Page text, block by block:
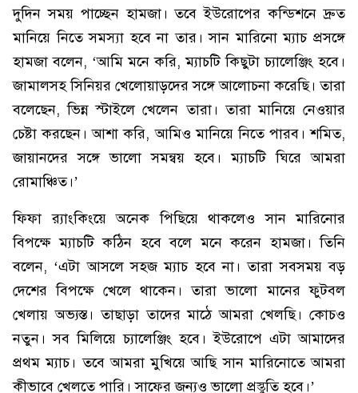
দুদিন সময় পাচ্ছেন হামজা। তবে ইউরোপের কন্ডিশনে দ্রুত
মানিয়ে নিতে সমস্যা হবে না তার। সান মারিনো ম্যাচ প্রসঙ্গে
হামজা বলেন, ‘আমি মনে করি, ম্যাচটি কিছুটা চ্যালেঞ্জিং হবে।
জামালসহ সিনিয়র খেলোয়াড়দের সঙ্গে আলোচনা করেছি। তারা
বলেছেন, ভিন্ন স্টাইলে খেলেন তারা। তারা মানিয়ে নেওয়ার
চেষ্টা করছেন। আশা করি, আমিও মানিয়ে নিতে পারব। শমিত,
জায়ানদের সঙ্গে ভালো সমন্বয় হবে। ম্যাচটি ঘিরে আমরা
রোমাঞ্চিত।’
ফিফা র‌্যাংকিংয়ে অনেক পিছিয়ে থাকলেও সান মারিনোর
বিপক্ষে ম্যাচটি কঠিন হবে বলে মনে করেন হামজা। তিনি
বলেন, ‘এটা আসলে সহজ ম্যাচ হবে না। তারা সবসময় বড়
দেশের বিপক্ষে খেলে থাকেন। তারা ভালো মানের ফুটবল
খেলায় অভ্যস্ত। তাছাড়া তাদের মাঠে আমরা খেলছি। কোচও
নতুন। সব মিলিয়ে চ্যালেঞ্জিং হবে। ইউরোপে এটা আমাদের
প্রথম ম্যাচ। তবে আমরা মুখিয়ে আছি সান মারিনোতে আমরা
কীভাবে খেলতে পারি। সাফের জন্যও ভালো প্রস্তুতি হবে।’